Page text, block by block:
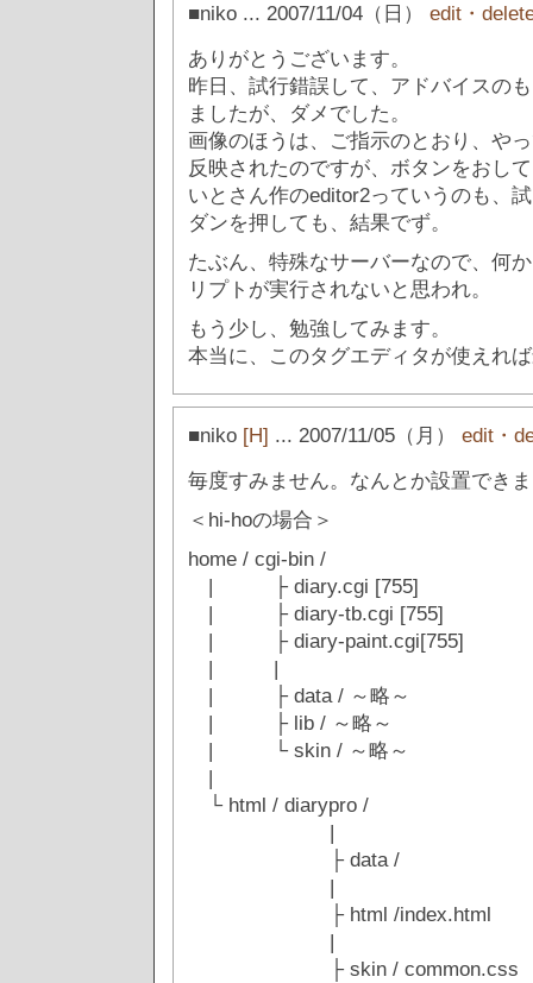
■niko ... 2007/11/04（日） edit・
ありがとうございます。
昨日、試行錯誤して、アドバイスの
ましたが、ダメでした。
画像のほうは、ご指示のとおり、や
反映されたのですが、ボタンをおし
いとさん作のeditor2っていうのも、
ダンを押しても、結果でず。
たぶん、特殊なサーバーなので、何
リプトが実行されないと思われ。
もう少し、勉強してみます。
本当に、このタグエディタが使えれ
■niko [H] ... 2007/11/05（月） edit・
毎度すみません。なんとか設置でき
＜hi-hoの場合＞
home / cgi-bin /
| ├ diary.cgi [755]
| ├ diary-tb.cgi [755]
| ├ diary-paint.cgi[755]
| |
| ├ data / ～略～
| ├ lib / ～略～
| └ skin / ～略～
|
└ html / diarypro /
|
├ data /
|
├ html /index.html
|
├ skin / common.css